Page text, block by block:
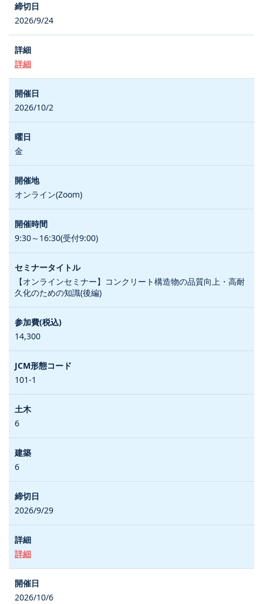
2026/9/24
詳細
2026/10/2
金
オンライン(Zoom)
9:30～16:30(受付9:00)
【オンラインセミナー】コンクリート構造物の品質向上・高耐
久化のための知識(後編)
14,300
101-1
6
6
2026/9/29
詳細
2026/10/6